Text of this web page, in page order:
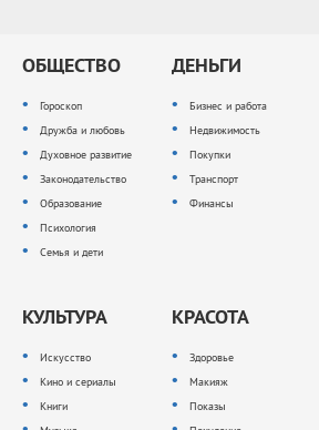
ОБЩЕСТВО
Гороскоп
Дружба и любовь
Духовное развитие
Законодательство
Образование
Психология
Семья и дети
ДЕНЬГИ
Бизнес и работа
Недвижимость
Покупки
Транспорт
Финансы
КУЛЬТУРА
Искусство
Кино и сериалы
Книги
КРАСОТА
Здоровье
Макияж
Показы